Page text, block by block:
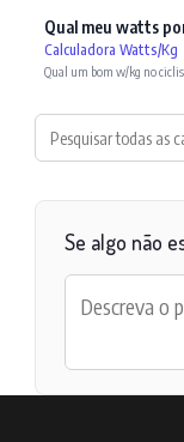
Qual meu watts
Calculadora Watts/Kg
Qual um bom w/kg no
Se algo não